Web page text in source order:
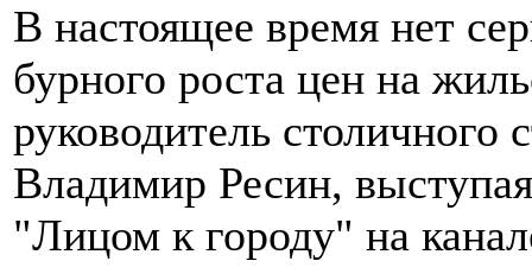
В настоящее время нет
бурного роста цен на
руководитель столичного
Владимир Ресин,
"Лицом к городу" на